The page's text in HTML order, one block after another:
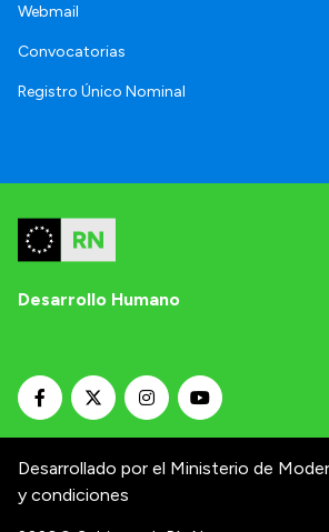
Webmail
Convocatorias
Registro Único Nominal
Desarrollo Humano
Desarrollado por el Ministerio de
y condiciones